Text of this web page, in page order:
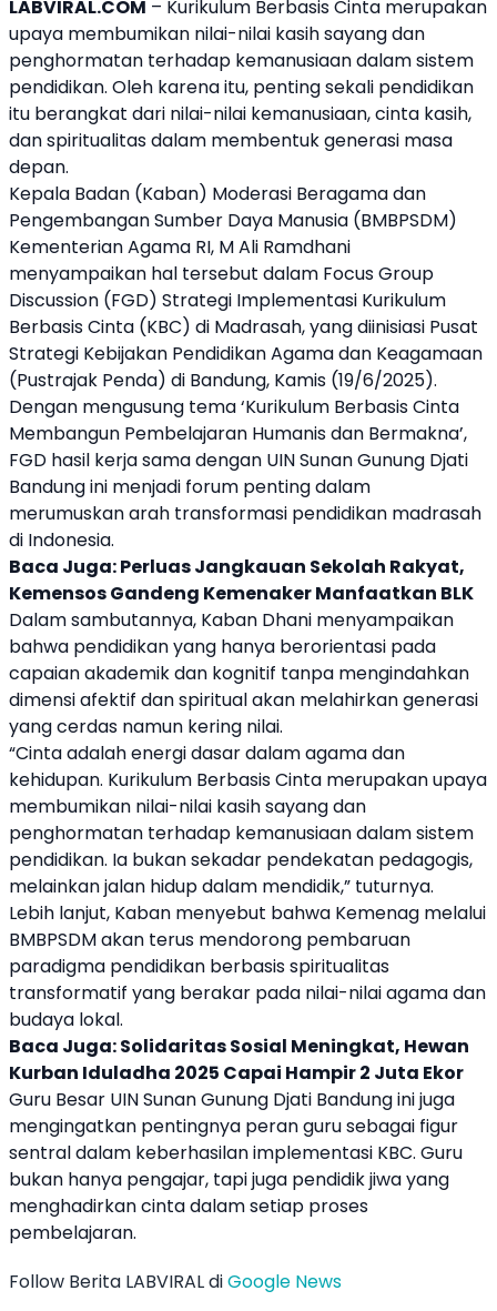
LABVIRAL.COM – Kurikulum Berbasis Cinta merupakan
upaya membumikan nilai-nilai kasih sayang dan
penghormatan terhadap kemanusiaan dalam sistem
pendidikan. Oleh karena itu, penting sekali pendidikan
itu berangkat dari nilai-nilai kemanusiaan, cinta kasih,
dan spiritualitas dalam membentuk generasi masa
depan.
Kepala Badan (Kaban) Moderasi Beragama dan
Pengembangan Sumber Daya Manusia (BMBPSDM)
Kementerian Agama RI, M Ali Ramdhani
menyampaikan hal tersebut dalam Focus Group
Discussion (FGD) Strategi Implementasi Kurikulum
Berbasis Cinta (KBC) di Madrasah, yang diinisiasi Pusat
Strategi Kebijakan Pendidikan Agama dan Keagamaan
(Pustrajak Penda) di Bandung, Kamis (19/6/2025).
Dengan mengusung tema ‘Kurikulum Berbasis Cinta
Membangun Pembelajaran Humanis dan Bermakna’,
FGD hasil kerja sama dengan UIN Sunan Gunung Djati
Bandung ini menjadi forum penting dalam
merumuskan arah transformasi pendidikan madrasah
di Indonesia.
Baca Juga:Perluas Jangkauan Sekolah Rakyat,
Kemensos Gandeng Kemenaker Manfaatkan BLK
Dalam sambutannya, Kaban Dhani menyampaikan
bahwa pendidikanyang hanya berorientasi pada
capaian akademik dan kognitif tanpa mengindahkan
dimensi afektif dan spiritual akan melahirkan generasi
yang cerdas namun kering nilai.
“Cinta adalah energi dasar dalam agama dan
kehidupan. Kurikulum Berbasis Cinta merupakan upaya
membumikan nilai-nilai kasih sayang dan
penghormatan terhadap kemanusiaan dalam sistem
pendidikan. Ia bukan sekadar pendekatan pedagogis,
melainkan jalan hidup dalam mendidik,” tuturnya.
Lebih lanjut, Kaban menyebut bahwa Kemenag melalui
BMBPSDM akan terus mendorong pembaruan
paradigma pendidikan berbasis spiritualitas
transformatif yang berakar pada nilai-nilai agama dan
budaya lokal.
Baca Juga:Solidaritas Sosial Meningkat, Hewan
Kurban Iduladha 2025 Capai Hampir 2 Juta Ekor
Guru Besar UIN Sunan Gunung Djati Bandung ini juga
mengingatkan pentingnya peran guru sebagai figur
sentral dalam keberhasilan implementasi KBC. Guru
bukan hanya pengajar, tapi juga pendidik jiwa yang
menghadirkan cinta dalam setiap proses
pembelajaran.
Follow Berita LABVIRAL diGoogle News